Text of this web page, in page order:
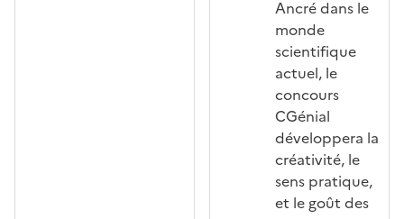
Ancré dans le
monde
scientifique
actuel, le
concours
CGénial
développera la
créativité, le
sens pratique,
et le goût des